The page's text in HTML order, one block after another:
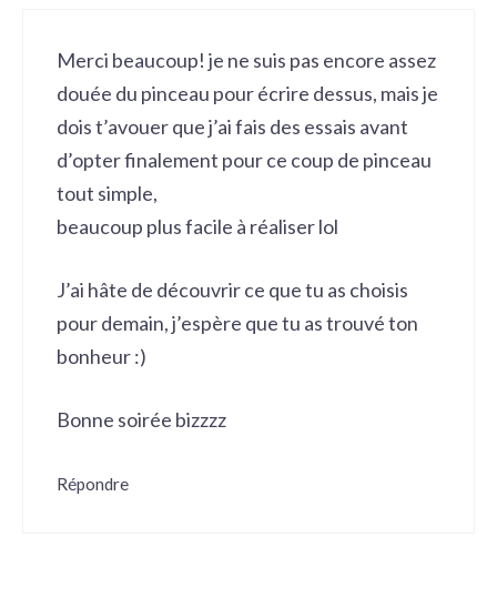
Merci beaucoup! je ne suis pas encore assez
douée du pinceau pour écrire dessus, mais je
dois t’avouer que j’ai fais des essais avant
d’opter finalement pour ce coup de pinceau
tout simple,
beaucoup plus facile à réaliser lol
J’ai hâte de découvrir ce que tu as choisis
pour demain, j’espère que tu as trouvé ton
bonheur :)
Bonne soirée bizzzz
Répondre